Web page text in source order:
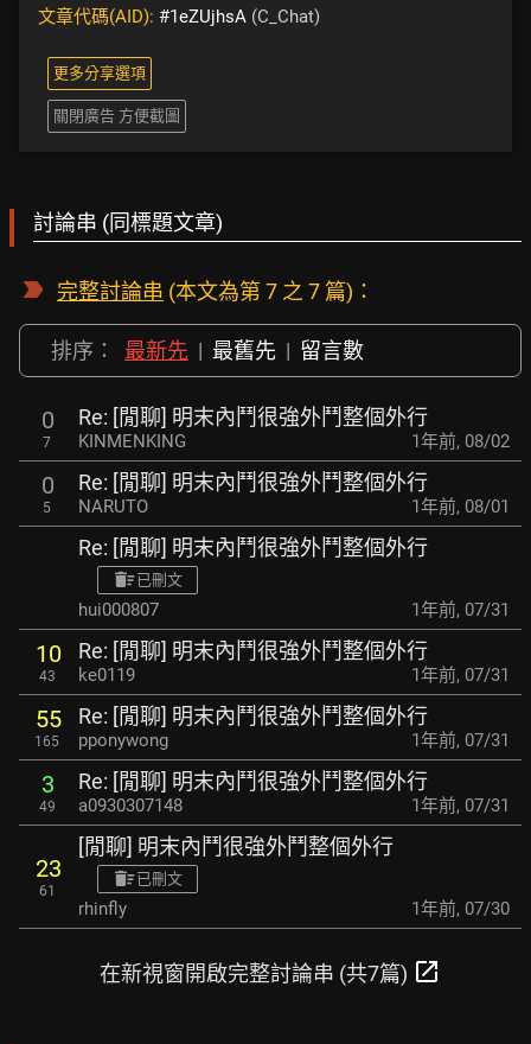
文章代碼(AID): #1eZUjhsA (C_Chat)
更多分享選項
關閉廣告 方便截圖
討論串 (同標題文章)
完整討論串 (本文為第 7 之 7 篇)：
排序： 最新先 | 最舊先 | 留言數
0
7
Re: [閒聊] 明末內鬥很強外鬥整個外行
KINMENKING 1年前, 08/02
0
5
Re: [閒聊] 明末內鬥很強外鬥整個外行
NARUTO 1年前, 08/01
Re: [閒聊] 明末內鬥很強外鬥整個外行
已刪文
hui000807 1年前, 07/31
10
43
Re: [閒聊] 明末內鬥很強外鬥整個外行
ke0119 1年前, 07/31
55
165
Re: [閒聊] 明末內鬥很強外鬥整個外行
pponywong 1年前, 07/31
3
49
Re: [閒聊] 明末內鬥很強外鬥整個外行
a0930307148 1年前, 07/31
23
61
[閒聊] 明末內鬥很強外鬥整個外行
已刪文
rhinfly 1年前, 07/30
在新視窗開啟完整討論串 (共7篇) open_in_new